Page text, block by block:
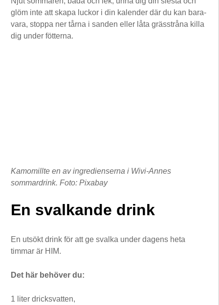
glöm inte att skapa luckor i din kalender där du kan bara-
vara, stoppa ner tårna i sanden eller låta grässtråna killa
dig under fötterna.
Kamomillte en av ingredienserna i Wivi-Annes
sommardrink. Foto: Pixabay
En svalkande drink
En utsökt drink för att ge svalka under dagens heta
timmar är HIM.
Det här behöver du:
1 liter dricksvatten,